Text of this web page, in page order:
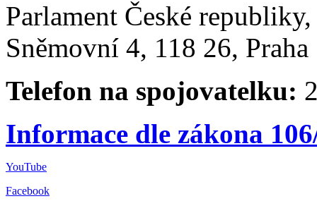
Parlament České
Sněmovní 4, 118 26,
Telefon na spojovatelku:
Informace dle zákona
YouTube
Facebook